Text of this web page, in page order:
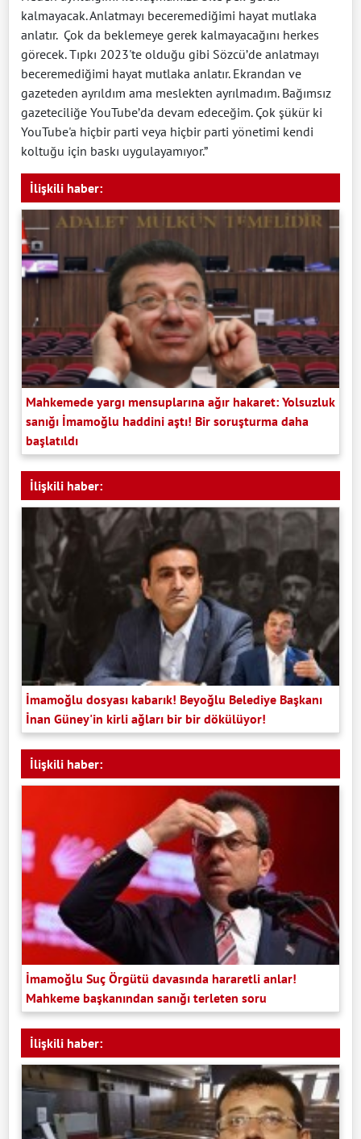
kalmayacak. Anlatmayı beceremediğimi hayat mutlaka
anlatır. Çok da beklemeye gerek kalmayacağını herkes
görecek. Tıpkı 2023'te olduğu gibi Sözcü’de anlatmayı
beceremediğimi hayat mutlaka anlatır. Ekrandan ve
gazeteden ayrıldım ama meslekten ayrılmadım. Bağımsız
gazeteciliğe YouTube’da devam edeceğim. Çok şükür ki
YouTube'a hiçbir parti veya hiçbir parti yönetimi kendi
koltuğu için baskı uygulayamıyor.”
İlişkili haber:
Mahkemede yargı mensuplarına ağır hakaret: Yolsuzluk
sanığı İmamoğlu haddini aştı! Bir soruşturma daha
başlatıldı
İlişkili haber:
İmamoğlu dosyası kabarık! Beyoğlu Belediye Başkanı
İnan Güney'in kirli ağları bir bir dökülüyor!
İlişkili haber:
İmamoğlu Suç Örgütü davasında hararetli anlar!
Mahkeme başkanından sanığı terleten soru
İlişkili haber: